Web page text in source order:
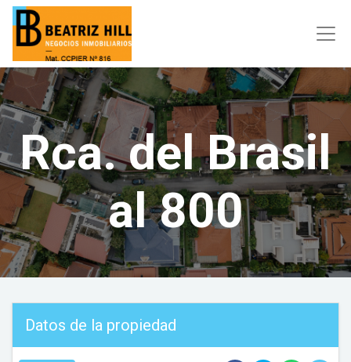
Rca. del Brasil
al 800
Datos de la propiedad